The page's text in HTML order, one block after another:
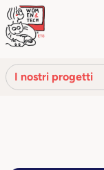
I nostri progetti